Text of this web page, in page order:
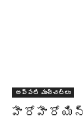
అప్పటి ముచ్చట్లు